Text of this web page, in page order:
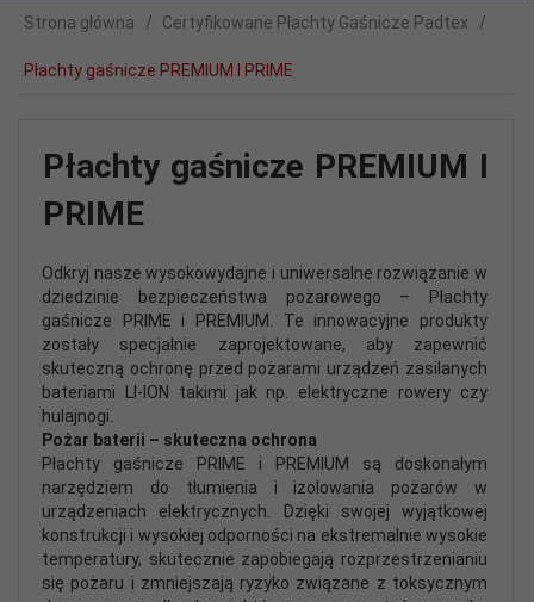
Strona główna Certyfikowane Płachty Gaśnicze Padtex
Płachty gaśnicze PREMIUM I PRIME
Płachty gaśnicze PREMIUM I
PRIME
Odkryj nasze wysokowydajne i uniwersalne rozwiązanie w
dziedzinie bezpieczeństwa pożarowego – Płachty
gaśnicze PRIME i PREMIUM. Te innowacyjne produkty
zostały specjalnie zaprojektowane, aby zapewnić
skuteczną ochronę przed pożarami urządzeń zasilanych
bateriami LI-ION takimi jak np. elektryczne rowery czy
hulajnogi.
Pożar baterii – skuteczna ochrona
Płachty gaśnicze PRIME i PREMIUM są doskonałym
narzędziem do tłumienia i izolowania pożarów w
urządzeniach elektrycznych. Dzięki swojej wyjątkowej
konstrukcji i wysokiej odporności na ekstremalnie wysokie
temperatury, skutecznie zapobiegają rozprzestrzenianiu
się pożaru i zmniejszają ryzyko związane z toksycznym